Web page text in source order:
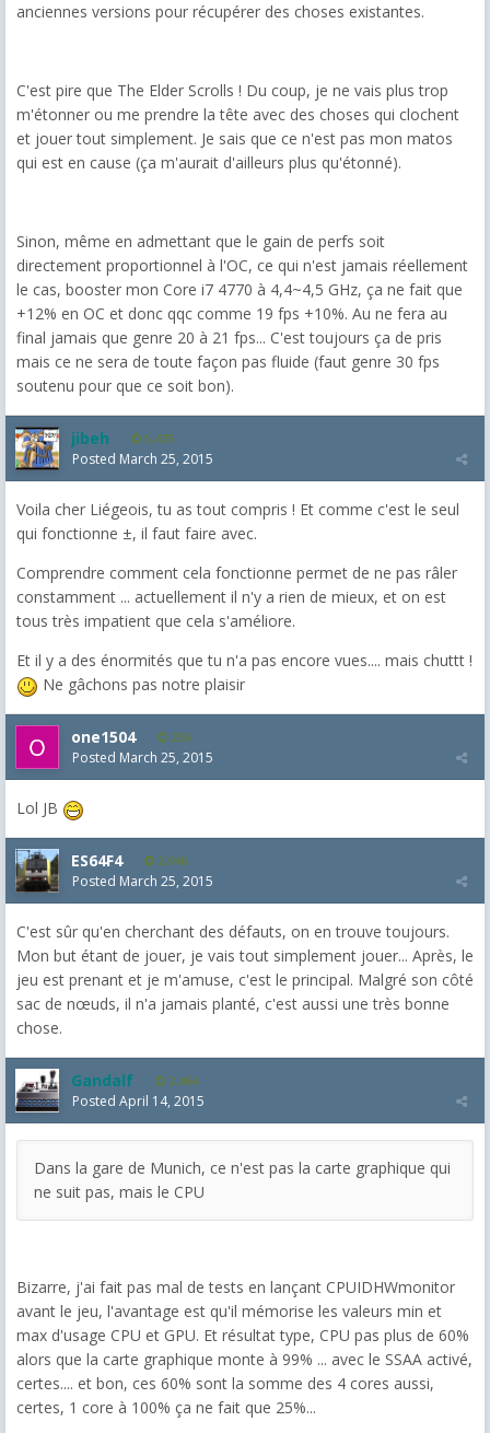
anciennes versions pour récupérer des choses existantes.
C'est pire que The Elder Scrolls ! Du coup, je ne vais plus trop
m'étonner ou me prendre la tête avec des choses qui clochent
et jouer tout simplement. Je sais que ce n'est pas mon matos
qui est en cause (ça m'aurait d'ailleurs plus qu'étonné).
Sinon, même en admettant que le gain de perfs soit
directement proportionnel à l'OC, ce qui n'est jamais réellement
le cas, booster mon Core i7 4770 à 4,4~4,5 GHz, ça ne fait que
+12% en OC et donc qqc comme 19 fps +10%. Au ne fera au
final jamais que genre 20 à 21 fps... C'est toujours ça de pris
mais ce ne sera de toute façon pas fluide (faut genre 30 fps
soutenu pour que ce soit bon).
jibeh 5,475
Posted March 25, 2015
Voila cher Liégeois, tu as tout compris ! Et comme c'est le seul
qui fonctionne ±, il faut faire avec.
Comprendre comment cela fonctionne permet de ne pas râler
constamment ... actuellement il n'y a rien de mieux, et on est
tous très impatient que cela s'améliore.
Et il y a des énormités que tu n'a pas encore vues.... mais chuttt !
Ne gâchons pas notre plaisir
one1504 236
Posted March 25, 2015
Lol JB
ES64F4 2,046
Posted March 25, 2015
C'est sûr qu'en cherchant des défauts, on en trouve toujours.
Mon but étant de jouer, je vais tout simplement jouer... Après, le
jeu est prenant et je m'amuse, c'est le principal. Malgré son côté
sac de nœuds, il n'a jamais planté, c'est aussi une très bonne
chose.
Gandalf 2,464
Posted April 14, 2015
Dans la gare de Munich, ce n'est pas la carte graphique qui
ne suit pas, mais le CPU
Bizarre, j'ai fait pas mal de tests en lançant CPUIDHWmonitor
avant le jeu, l'avantage est qu'il mémorise les valeurs min et
max d'usage CPU et GPU. Et résultat type, CPU pas plus de 60%
alors que la carte graphique monte à 99% ... avec le SSAA activé,
certes.... et bon, ces 60% sont la somme des 4 cores aussi,
certes, 1 core à 100% ça ne fait que 25%...